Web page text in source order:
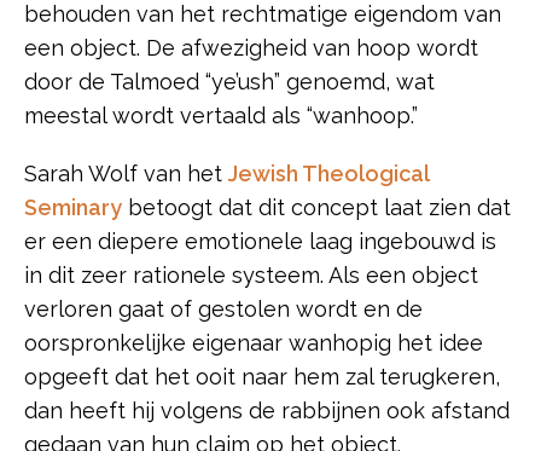
behouden van het rechtmatige eigendom van
een object. De afwezigheid van hoop wordt
door de Talmoed “ye’ush” genoemd, wat
meestal wordt vertaald als “wanhoop.”
Sarah Wolf van het Jewish Theological
Seminary betoogt dat dit concept laat zien dat
er een diepere emotionele laag ingebouwd is
in dit zeer rationele systeem. Als een object
verloren gaat of gestolen wordt en de
oorspronkelijke eigenaar wanhopig het idee
opgeeft dat het ooit naar hem zal terugkeren,
dan heeft hij volgens de rabbijnen ook afstand
gedaan van hun claim op het object.